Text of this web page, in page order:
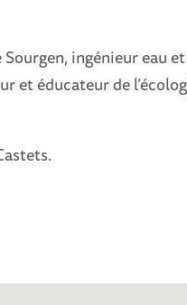
ingénieur eau
et éducateur de